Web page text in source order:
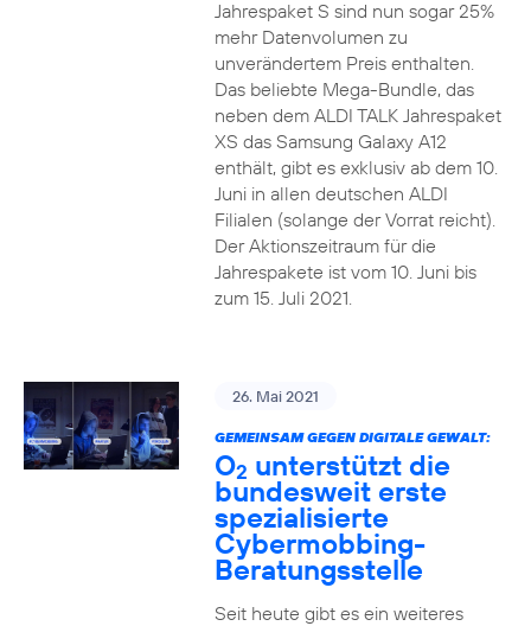
Jahrespaket S sind nun sogar 25%
mehr Datenvolumen zu
unverändertem Preis enthalten.
Das beliebte Mega-Bundle, das
neben dem ALDI TALK Jahrespaket
XS das Samsung Galaxy A12
enthält, gibt es exklusiv ab dem 10.
Juni in allen deutschen ALDI
Filialen (solange der Vorrat reicht).
Der Aktionszeitraum für die
Jahrespakete ist vom 10. Juni bis
zum 15. Juli 2021.
26. Mai 2021
GEMEINSAM GEGEN DIGITALE GEWALT:
O2 unterstützt die
bundesweit erste
spezialisierte
Cybermobbing-
Beratungsstelle
Seit heute gibt es ein weiteres